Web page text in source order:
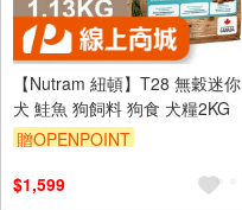
【Nutram 紐頓】T28 無穀迷你
犬 鮭魚 狗飼料 狗食 犬糧2KG
贈OPENPOINT
$1,599